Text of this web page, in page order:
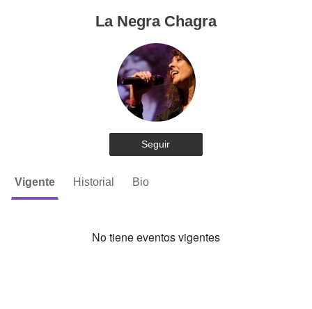
La Negra Chagra
Seguir
Vigente Historial Bio
No tiene eventos vigentes